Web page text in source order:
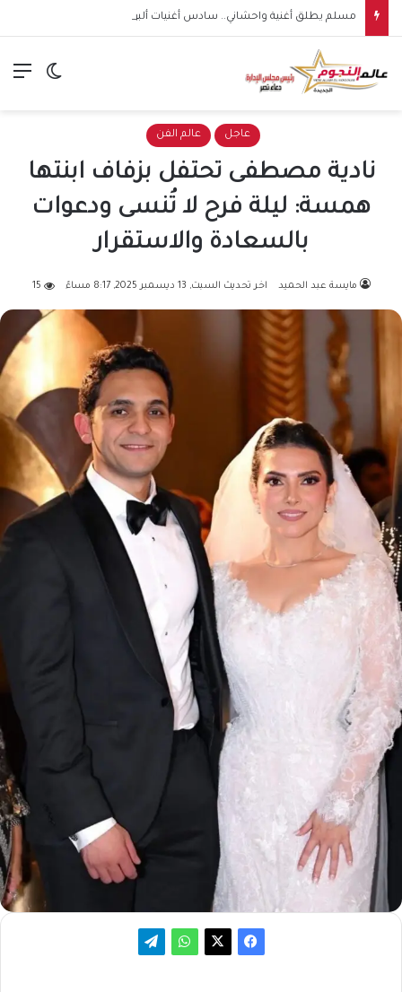
مسلم يطلق أغنية واحشاني.. سادس أغنيات ألبومه الجديد
الوضع
عاجل عالم الفن
نادية مصطفى تحتفل بزفاف ابنتها
همسة: ليلة فرح لا تُنسى ودعوات
بالسعادة والاستقرار
مايسة عبد الحميد اخر تحديث السبت, 13 ديسمبر 2025, 8:17 مساءً 15